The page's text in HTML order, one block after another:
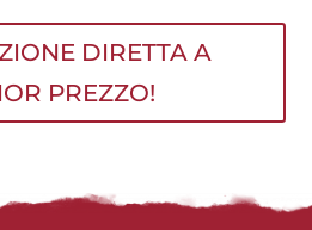
DIRETTA A
PREZZO!